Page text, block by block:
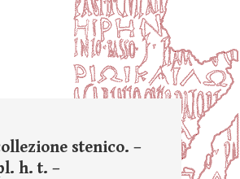
stenico. –
h. t. –